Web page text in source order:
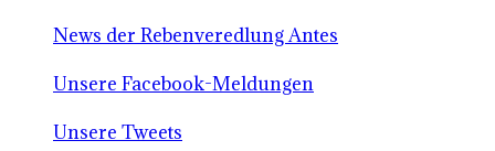
News der Rebenveredlung Antes
Unsere Facebook-Meldungen
Unsere Tweets